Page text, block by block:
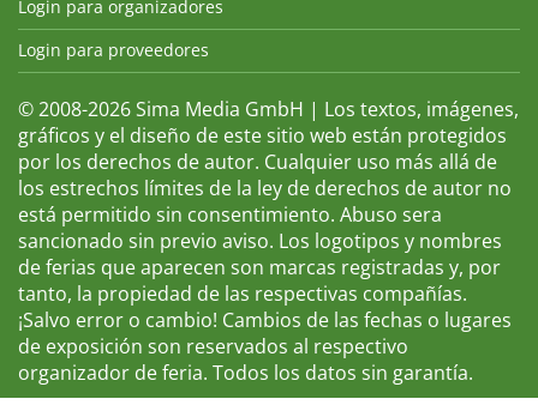
Login para organizadores
Login para proveedores
© 2008-2026 Sima Media GmbH | Los textos, imágenes,
gráficos y el diseño de este sitio web están protegidos
por los derechos de autor. Cualquier uso más allá de
los estrechos límites de la ley de derechos de autor no
está permitido sin consentimiento. Abuso sera
sancionado sin previo aviso. Los logotipos y nombres
de ferias que aparecen son marcas registradas y, por
tanto, la propiedad de las respectivas compañías.
¡Salvo error o cambio! Cambios de las fechas o lugares
de exposición son reservados al respectivo
organizador de feria. Todos los datos sin garantía.